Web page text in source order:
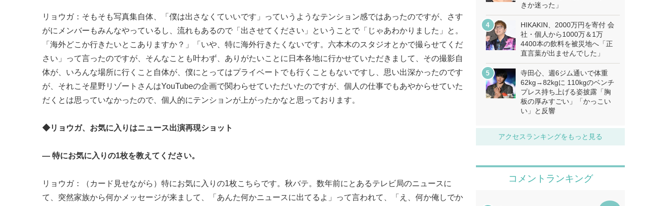
リョウガ：そもそも写真集自体、「僕は出さなくていいです」っていうようなテンション感ではあったのですが、さす
がにメンバーもみんなやっているし、流れもあるので「出させてください」ということで「じゃあわかりました」と。
「海外どこか行きたいとこありますか？」「いや、特に海外行きたくないです。六本木のスタジオとかで撮らせてくだ
さい」って言ったのですが、そんなことも叶わず、ありがたいことに日本各地に行かせていただきまして、その撮影自
体が、いろんな場所に行くこと自体が、僕にとってはプライベートでも行くこともないですし、思い出深かったのです
が、それこそ星野リゾートさんはYouTubeの企画で関わらせていただいたのですが、個人の仕事でもあやからせていた
だくとは思っていなかったので、個人的にテンションが上がったかなと思っております。
◆リョウガ、お気に入りはニュース出演再現ショット
― 特にお気に入りの1枚を教えてください。
リョウガ：（カード見せながら）特にお気に入りの1枚こちらです。秋バテ。数年前にとあるテレビ局のニュースに
て、突然家族から何かメッセージが来まして、「あんた何かニュースに出てるよ」って言われて、「え、何か俺しでか
きか迷った」
HIKAKIN、2000万円を寄付 会
社・個人から1000万＆1万
4400本の飲料を被災地へ「正
直言葉が出ませんでした」
寺田心、週6ジム通いで体重
62kg→82kgに 110kgのベンチ
プレス持ち上げる姿披露「胸
板の厚みすごい」「かっこい
い」と反響
アクセスランキングをもっと見る